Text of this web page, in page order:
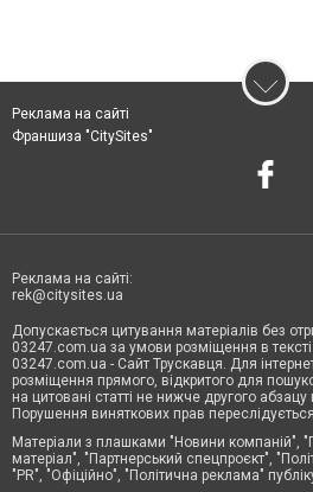
Реклама на сайті
Франшиза "CitySites"
Реклама на сайті:
rek@citysites.ua
Допускається цитування матеріалів без
03247.com.ua за умови розміщення в
03247.com.ua - Сайт Трускавця. Для
розміщення прямого, відкритого для
на цитовані статті не нижче другого
Порушення виняткових прав
Матеріали з плашками "Новини компаній",
матеріал", "Партнерський спецпроєкт",
"PR", "Офіційно", "Політична реклама"